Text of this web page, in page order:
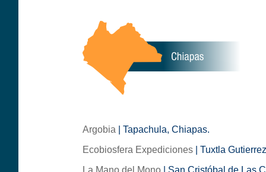
Argobia | Tapachula, Chiapas.
Ecobiosfera Expediciones | Tuxtla Gutierrez
La Mano del Mono | San Cristóbal de Las